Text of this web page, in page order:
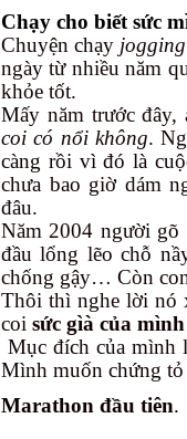
Chạy cho biết sức
Chuyện chạy
ngày từ nhiều năm
khỏe tốt.
Mấy năm trước đây,
coi có nổi không.
càng rồi vì đó là
chưa bao giờ dám
đâu.
Năm 2004 người
đầu lổng lẽo chỗ
chống gậy… Còn
Thôi thì nghe lời nó
coi sức gìà của
Mục đích của mình
Mình muốn chứng
Marathon đầu tiên.